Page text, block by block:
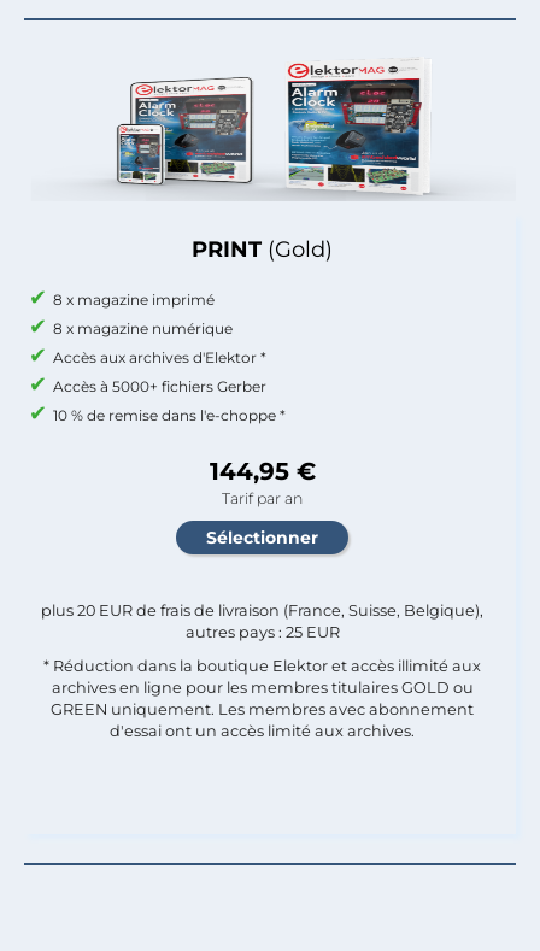
PRINT (Gold)
8 x magazine imprimé
8 x magazine numérique
Accès aux archives d'Elektor *
Accès à 5000+ fichiers Gerber
10 % de remise dans l'e-choppe *
144,95 €
Tarif par an
plus 20 EUR de frais de livraison (France, Suisse, Belgique),
autres pays : 25 EUR
* Réduction dans la boutique Elektor et accès illimité aux
archives en ligne pour les membres titulaires GOLD ou
GREEN uniquement. Les membres avec abonnement
d'essai ont un accès limité aux archives.